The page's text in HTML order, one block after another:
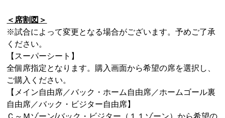
＜席割図＞
※試合によって変更となる場合がございます。予めご了承
ください。
【スーパーシート】
全個席指定となります。購入画面から希望の席を選択し、
ご購入ください。
【メイン自由席／バック・ホーム自由席／ホームゴール裏
自由席／バック・ビジター自由席】
Ｃ～Ｍゾーン/バック・ビジター（１１ゾーン）から希望の